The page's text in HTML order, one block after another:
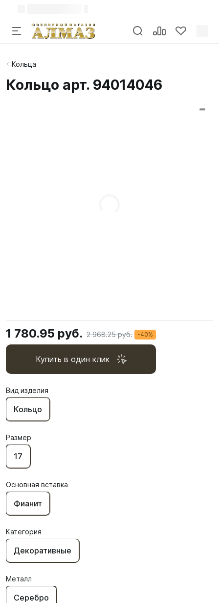
Кольца
Кольцо арт. 94014046
1 780.95 руб. 2 968.25 руб. -40%
Купить в один клик
Вид изделия
Кольцо
Размер
17
Основная вставка
Фианит
Категория
Декоративные
Металл
Серебро